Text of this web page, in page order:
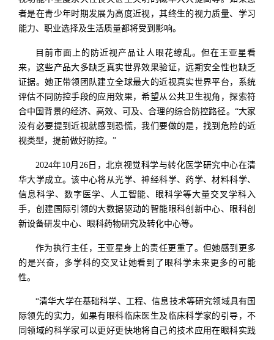
者是在青少年时期发展为高度近视，其终生的视力质量、学习
能力、职业选择及生活质量都将受到影响。
目前市面上的防近视产品让人眼花缭乱。但在王亚星看
来，这些产品大多缺乏真实世界效果验证，远期安全性也缺乏
证据。她正带领团队建立全球最大的近视真实世界平台，系统
评估不同防控手段的应用效果，希望从公共卫生视角，探索符
合中国背景的经济、高效、可及、合理的综合防控路径。“大家
没有必要提到近视就感到恐慌，我们要做的是，找到危险的近
视类型，提前做好防控。”
2024年10月26日，北京视觉科学与转化医学研究中心在清
华大学成立。该中心将从光学、神经科学、药学、材料科学、
信息科学、数字医学、人工智能、眼科学等大量交叉学科入
手，创建国际引领的大数据驱动的智能眼科创新中心、眼科创
新设备研发中心、眼科药物研究及转化中心等。
作为执行主任，王亚星身上的责任更重了。但她感到更多
的是兴奋，多学科的交叉让她看到了眼科学未来更多的可能
性。
“清华大学在基础科学、工程、信息技术等研究领域具有国
际领先的实力，如果有眼科临床医生及临床科学家的引导，不
同领域的科学家可以更好更快地将自己的技术应用在眼科实践